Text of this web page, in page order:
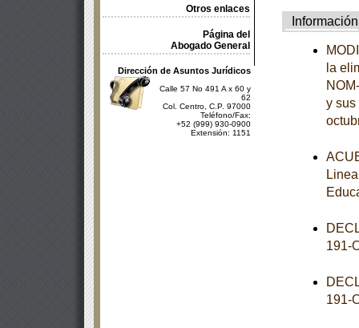
Otros enlaces
Página del
Abogado General
Dirección de Asuntos Jurídicos
Calle 57 No 491 A x 60 y
62
Col. Centro, C.P. 97000
Teléfono/Fax:
+52 (999) 930-0900
Extensión: 1151
Información
la
y sus
191-
191-